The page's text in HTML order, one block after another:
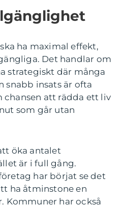
ha maximal effekt,
Det handlar om
strategiskt där många
snabb insats är ofta
chansen att rädda ett liv
som går utan
öka antalet
är i full gång.
har börjat se det
ha åtminstone en
Kommuner har också